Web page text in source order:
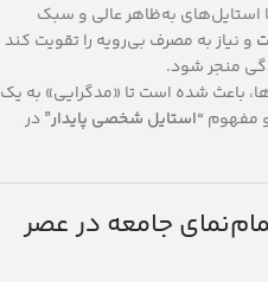
استایل‌های به‌ظاهر عالی و سبک
و نیاز به مصرف بی‌رویه را تقویت کند
منجر شود.
باعث شده است تا «مدگرایی» به یک
مفهوم “استایل شخصی پایدار” در
جامعه در عصر